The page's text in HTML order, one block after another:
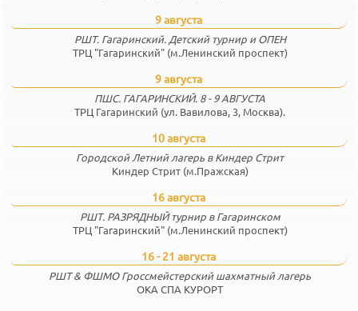
9 августа
РШТ. Гагаринский. Детский турнир и ОПЕН
ТРЦ "Гагаринский" (м.Ленинский проспект)
9 августа
ПШС. ГАГАРИНСКИЙ. 8 - 9 АВГУСТА
ТРЦ Гагаринский (ул. Вавилова, 3, Москва).
10 августа
Городской Летний лагерь в Киндер Стрит
Киндер Стрит (м.Пражская)
16 августа
РШТ. РАЗРЯДНЫЙ турнир в Гагаринском
ТРЦ "Гагаринский" (м.Ленинский проспект)
16 - 21 августа
РШТ & ФШМО Гроссмейстерский шахматный лагерь
ОКА СПА КУРОРТ